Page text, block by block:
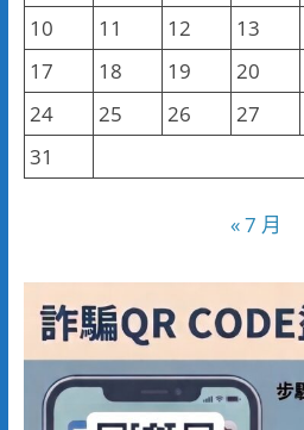
10
11 12 13
17
18 19 20
24
25 26 27
31
« 7 月